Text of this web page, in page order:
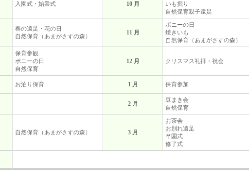
入園式・始業式 10 月
いも掘り
自然保育親子遠足
春の遠足・花の日
自然保育（あまがさすの森）
11 月
ポニーの日
焼きいも
自然保育（あまがさすの森）
保育参観
ポニーの日
自然保育
12 月 クリスマス礼拝・祝会
お泊り保育 1 月 保育参加
2 月
豆まき会
自然保育
自然保育（あまがさすの森） 3 月
お茶会
お別れ遠足
卒園式
修了式